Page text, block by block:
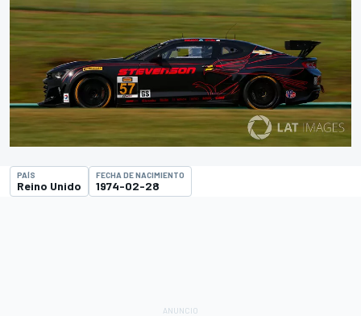
PAÍS
Reino Unido
FECHA DE NACIMIENTO
1974-02-28